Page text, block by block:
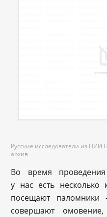
Русские исследователи из НИИ
архив
Во время
у нас есть несколько
посещают
совершают